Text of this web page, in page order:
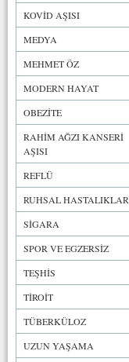
KOVİD AŞISI
MEDYA
MEHMET ÖZ
MODERN HAYAT
OBEZİTE
RAHİM AĞZI KANSERİ
AŞISI
REFLÜ
RUHSAL HASTALIKLAR
SİGARA
SPOR VE EGZERSİZ
TEŞHİS
TİROİT
TÜBERKÜLOZ
UZUN YAŞAMA